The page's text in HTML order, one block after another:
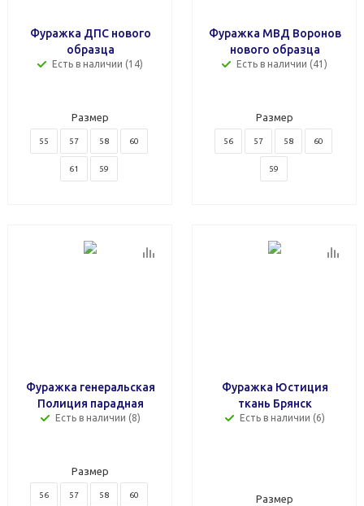
Фуражка ДПС нового
образца
Есть в наличии (14)
Размер
55 57 58 60
61 59
Фуражка МВД Воронов
нового образца
Есть в наличии (41)
Размер
56 57 58 60
59
Фуражка генеральская
Полиция парадная
Есть в наличии (8)
Размер
56 57 58 60
Фуражка Юстиция
ткань Брянск
Есть в наличии (6)
Размер